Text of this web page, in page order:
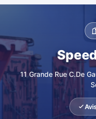
11 Grande Rue C.De